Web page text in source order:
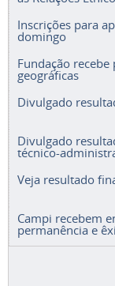
Inscrições para
domingo
Fundação
geográficas
Divulgado
Divulgado
técnico-
Veja resultado
Campi recebem
permanência e